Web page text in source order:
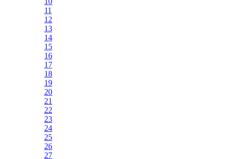
11
12
13
14
15
16
17
18
19
20
21
22
23
24
25
26
27